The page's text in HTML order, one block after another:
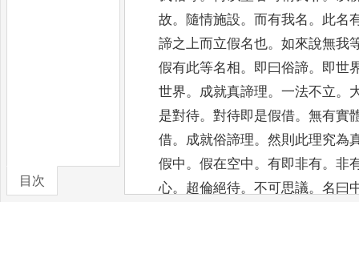
目次
故。 隨情施設。 而有我名。 此名
諦之上而立假名也。如來說無我
假有此等名相 。 即曰俗諦。 即世
世界。 成就真諦理。一法不立。
是對待。對待即是假借。無有實
借。 成就俗諦理。然則此理究為
假中。假在空中。有即非有。非
心。 超倫絕待。不可思議。名 曰